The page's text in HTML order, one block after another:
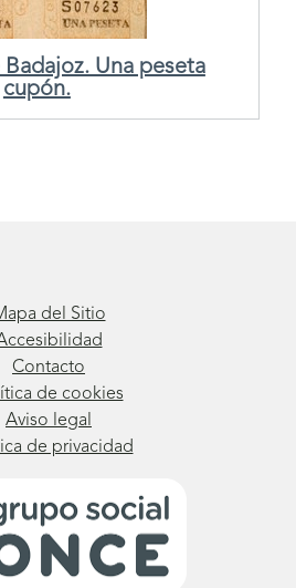
Una peseta
cupón.
del Sitio
Contacto
de cookies
Aviso legal
de privacidad